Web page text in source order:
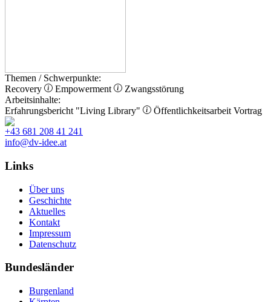
Themen / Schwerpunkte:
Recovery
Empowerment
Zwangsstörung
Arbeitsinhalte:
Erfahrungsbericht "Living Library" Öffentlichkeitsarbeit Vortrag
+43 681 208 41 241
info@dv-idee.at
Links
Über uns
Geschichte
Aktuelles
Kontakt
Impressum
Datenschutz
Bundesländer
Burgenland